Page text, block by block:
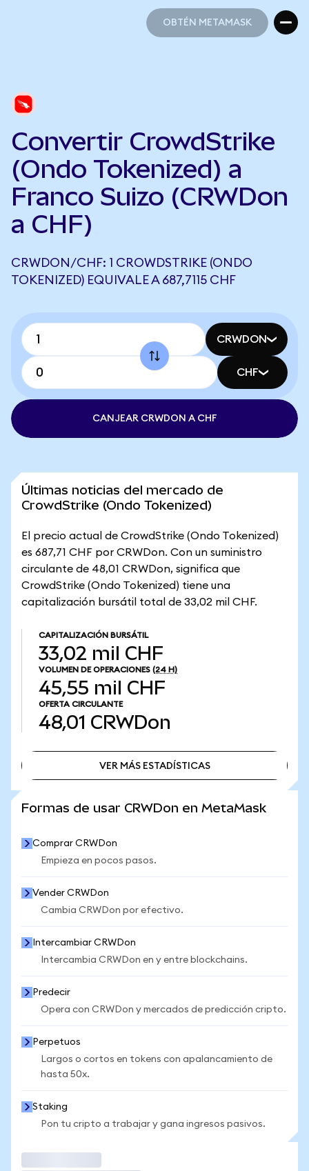
OBTÉN METAMASK
Convertir CrowdStrike
(Ondo Tokenized) a
Franco Suizo (CRWDon
a CHF)
CRWDON/CHF: 1 CROWDSTRIKE (ONDO
TOKENIZED) EQUIVALE A 687,7115 CHF
CRWDON
CHF
CANJEAR CRWDON A CHF
Últimas noticias del mercado de
CrowdStrike (Ondo Tokenized)
El precio actual de CrowdStrike (Ondo Tokenized)
es 687,71 CHF por CRWDon. Con un suministro
circulante de 48,01 CRWDon, significa que
CrowdStrike (Ondo Tokenized) tiene una
capitalización bursátil total de 33,02 mil CHF.
CAPITALIZACIÓN BURSÁTIL
33,02 mil CHF
VOLUMEN DE OPERACIONES (24 H)
45,55 mil CHF
OFERTA CIRCULANTE
48,01 CRWDon
VER MÁS ESTADÍSTICAS
Formas de usar CRWDon en MetaMask
Comprar CRWDon
Empieza en pocos pasos.
Vender CRWDon
Cambia CRWDon por efectivo.
Intercambiar CRWDon
Intercambia CRWDon en y entre blockchains.
Predecir
Opera con CRWDon y mercados de predicción cripto.
Perpetuos
Largos o cortos en tokens con apalancamiento de
hasta 50x.
Staking
Pon tu cripto a trabajar y gana ingresos pasivos.